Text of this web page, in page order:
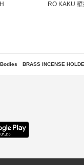
RO KAKU
BRASS INCENSE